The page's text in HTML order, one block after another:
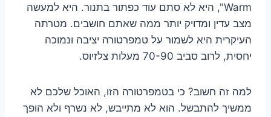
Warm", היא לא סתם עוד כפתור בתנור. היא למעשה
מצב עדין ומדויק יותר ממה שאתם חושבים. מטרתה
העיקרית היא לשמור על טמפרטורה יציבה ונמוכה
יחסית, לרוב סביב 70-90 מעלות צלזיוס.
למה זה חשוב? כי בטמפרטורה הזו, האוכל שלכם לא
ממשיך להתבשל. הוא לא מתייבש, לא נשרף ולא הופך